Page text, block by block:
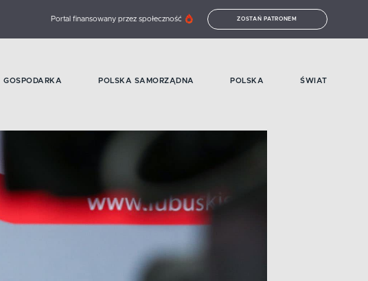
Portal finansowany przez społeczność ZOSTAŃ PATRONEM
GOSPODARKA POLSKA SAMORZĄDNA POLSKA ŚWIAT